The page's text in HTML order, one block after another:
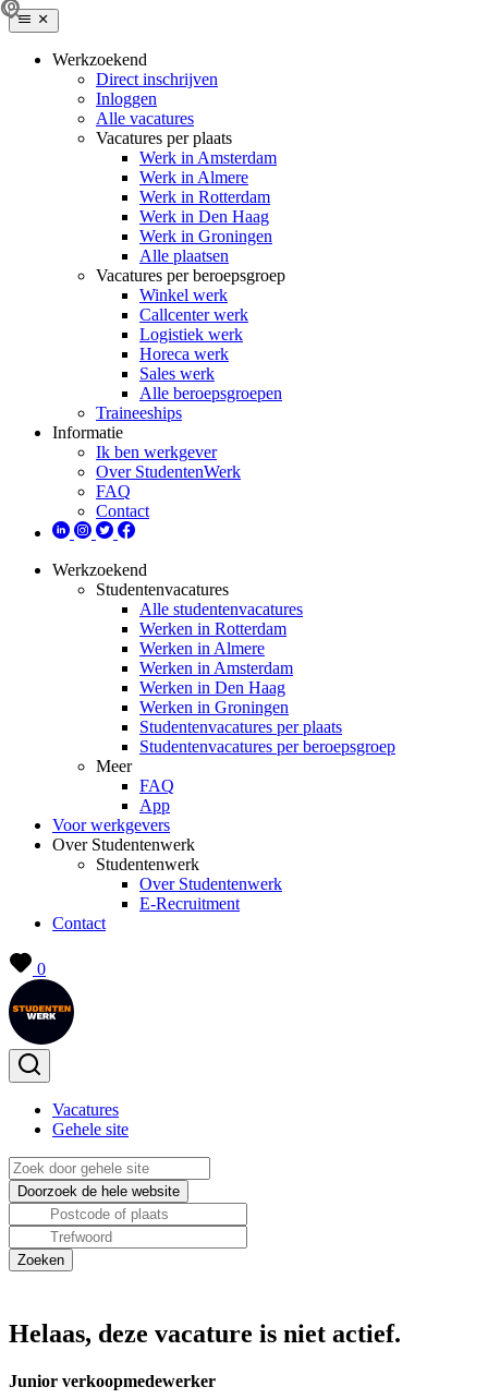
Werkzoekend
Direct inschrijven
Inloggen
Alle vacatures
Vacatures per plaats
Werk in Amsterdam
Werk in Almere
Werk in Rotterdam
Werk in Den Haag
Werk in Groningen
Alle plaatsen
Vacatures per beroepsgroep
Winkel werk
Callcenter werk
Logistiek werk
Horeca werk
Sales werk
Alle beroepsgroepen
Traineeships
Informatie
Ik ben werkgever
Over StudentenWerk
FAQ
Contact
Werkzoekend
Studentenvacatures
Alle studentenvacatures
Werken in Rotterdam
Werken in Almere
Werken in Amsterdam
Werken in Den Haag
Werken in Groningen
Studentenvacatures per plaats
Studentenvacatures per beroepsgroep
Meer
FAQ
App
Voor werkgevers
Over Studentenwerk
Studentenwerk
Over Studentenwerk
E-Recruitment
Contact
0
Vacatures
Gehele site
Helaas, deze vacature is niet actief.
Junior verkoopmedewerker